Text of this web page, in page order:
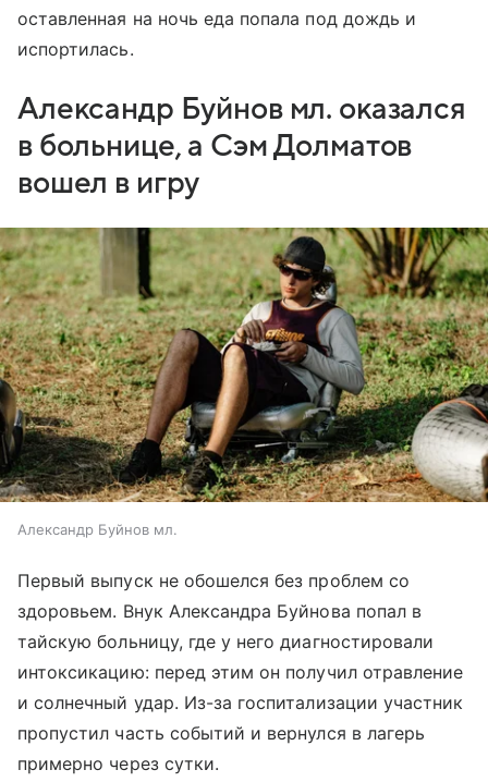
оставленная на ночь еда попала под дождь и
испортилась.
Александр Буйнов мл. оказался
в больнице, а Сэм Долматов
вошел в игру
Александр Буйнов мл.
Первый выпуск не обошелся без проблем со
здоровьем. Внук Александра Буйнова попал в
тайскую больницу, где у него диагностировали
интоксикацию: перед этим он получил отравление
и солнечный удар. Из-за госпитализации участник
пропустил часть событий и вернулся в лагерь
примерно через сутки.